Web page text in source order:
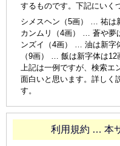
するものです。下記にいく
シメスヘン（5画） … 祐は
カンムリ（4画） … 蒼や夢
ンズイ（4画） … 油は新字
（9画） … 飯は新字体は
上記は一例ですが、検索
面白いと思います。詳しく
す。
利用規約 … 本